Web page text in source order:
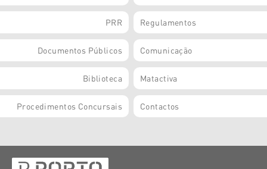
PRR Regulamentos
Documentos Públicos Comunicação
Biblioteca Matactiva
Procedimentos Concursais Contactos